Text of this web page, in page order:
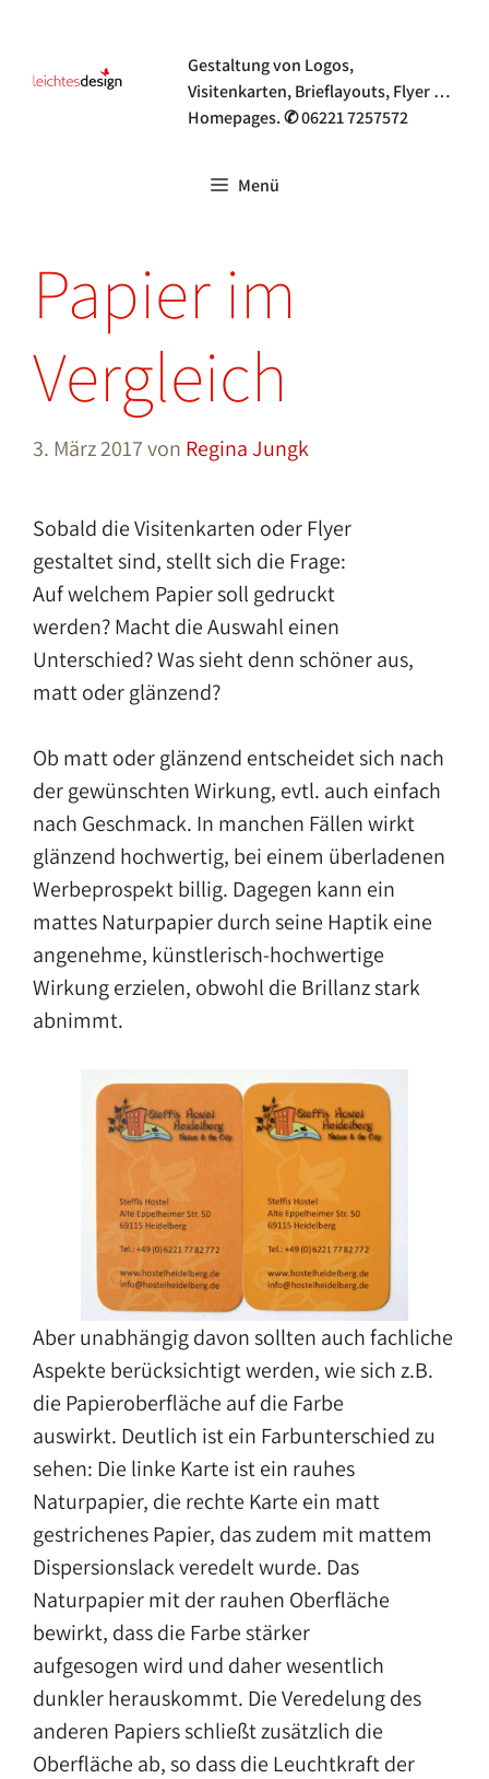
springen
Gestaltung von Logos,
Visitenkarten, Brieflayouts, Flyer …
Homepages. ✆ 06221 7257572
Menü
Papier im
Vergleich
3. März 2017von Regina Jungk
Sobald die Visitenkarten oder Flyer
gestaltet sind, stellt sich die Frage:
Auf welchem Papier soll gedruckt
werden? Macht die Auswahl einen
Unterschied? Was sieht denn schöner aus,
matt oder glänzend?
Ob matt oder glänzend entscheidet sich nach
der gewünschten Wirkung, evtl. auch einfach
nach Geschmack. In manchen Fällen wirkt
glänzend hochwertig, bei einem überladenen
Werbeprospekt billig. Dagegen kann ein
mattes Naturpapier durch seine Haptik eine
angenehme, künstlerisch-hochwertige
Wirkung erzielen, obwohl die Brillanz stark
abnimmt.
Aber unabhängig davon sollten auch fachliche
Aspekte berücksichtigt werden, wie sich z.B.
die Papieroberfläche auf die Farbe
auswirkt. Deutlich ist ein Farbunterschied zu
sehen: Die linke Karte ist ein rauhes
Naturpapier, die rechte Karte ein matt
gestrichenes Papier, das zudem mit mattem
Dispersionslack veredelt wurde. Das
Naturpapier mit der rauhen Oberfläche
bewirkt, dass die Farbe stärker
aufgesogen wird und daher wesentlich
dunkler herauskommt. Die Veredelung des
anderen Papiers schließt zusätzlich die
Oberfläche ab, so dass die Leuchtkraft der